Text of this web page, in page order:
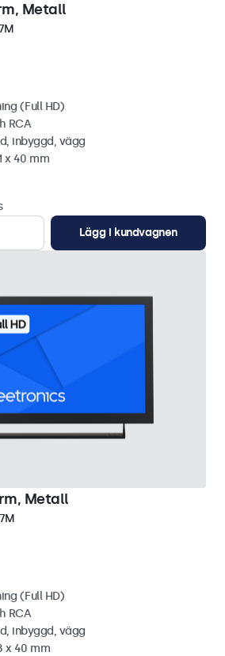
Metall
(Full HD)
RCA
inbyggd, vägg
x 40 mm
Lägg i kundvagnen
Metall
(Full HD)
RCA
inbyggd, vägg
x 40 mm